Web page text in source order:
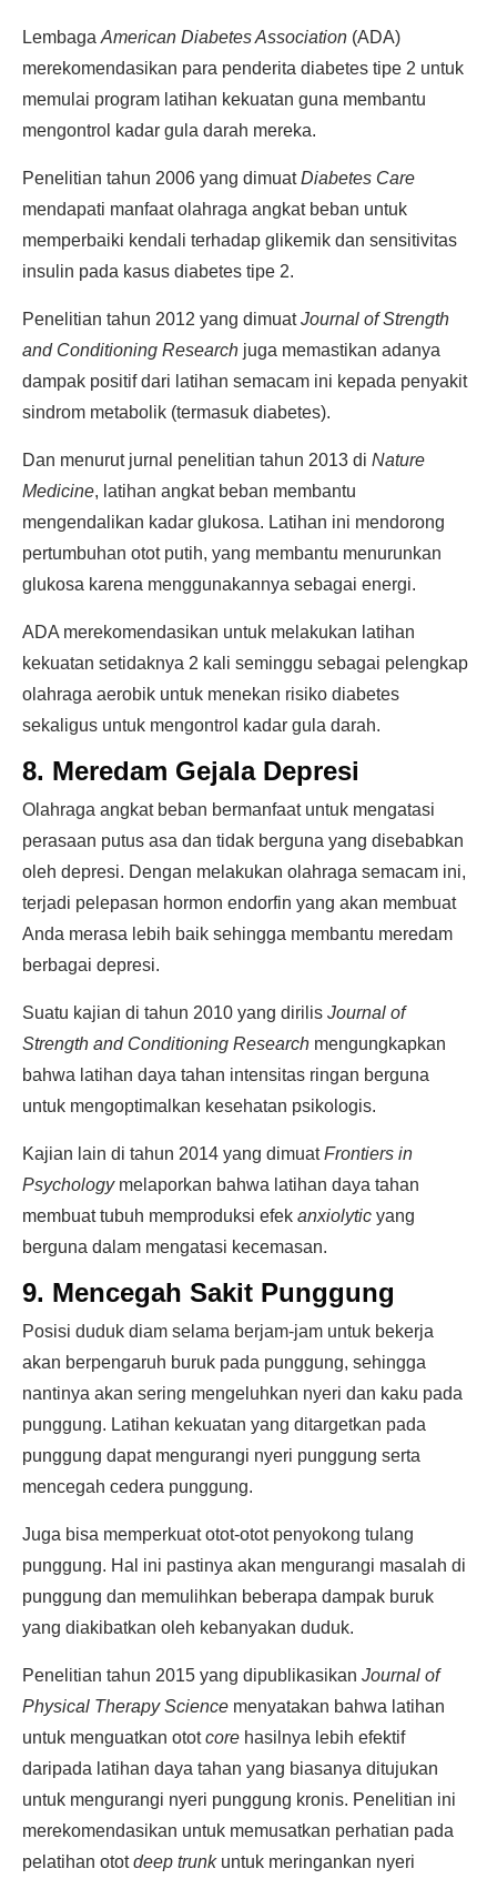
Lembaga American Diabetes Association (ADA)
merekomendasikan para penderita diabetes tipe 2 untuk
memulai program latihan kekuatan guna membantu
mengontrol kadar gula darah mereka.
Penelitian tahun 2006 yang dimuatDiabetes Care
mendapati manfaat olahraga angkat beban untuk
memperbaiki kendali terhadap glikemik dan sensitivitas
insulin pada kasus diabetes tipe 2.
Penelitian tahun 2012 yang dimuatJournal of Strength
and Conditioning Research juga memastikan adanya
dampak positif dari latihan semacam ini kepada penyakit
sindrom metabolik (termasuk diabetes).
Dan menurut jurnal penelitian tahun 2013 di Nature
Medicine, latihan angkat beban membantu
mengendalikan kadar glukosa. Latihan ini mendorong
pertumbuhan otot putih, yang membantu menurunkan
glukosa karena menggunakannya sebagai energi.
ADA merekomendasikan untuk melakukan latihan
kekuatan setidaknya 2 kali seminggu sebagai pelengkap
olahraga aerobik untuk menekan risiko diabetes
sekaligus untuk mengontrol kadar gula darah.
8. Meredam Gejala Depresi
Olahraga angkat beban bermanfaat untuk mengatasi
perasaan putus asa dan tidak berguna yang disebabkan
oleh depresi. Dengan melakukan olahraga semacam ini,
terjadi pelepasan hormon endorfin yang akan membuat
Anda merasa lebih baik sehingga membantu meredam
berbagai depresi.
Suatu kajian di tahun 2010 yang dirilis Journal of
Strength and Conditioning Research mengungkapkan
bahwa latihan daya tahan intensitas ringan berguna
untuk mengoptimalkan kesehatan psikologis.
Kajian lain di tahun 2014 yang dimuatFrontiers in
Psychologymelaporkan bahwa latihan daya tahan
membuat tubuh memproduksi efek anxiolytic yang
berguna dalam mengatasi kecemasan.
9. Mencegah Sakit Punggung
Posisi duduk diam selama berjam-jam untuk bekerja
akan berpengaruh buruk pada punggung, sehingga
nantinya akan sering mengeluhkan nyeri dan kaku pada
punggung. Latihan kekuatan yang ditargetkan pada
punggung dapat mengurangi nyeri punggung serta
mencegah cedera punggung.
Juga bisa memperkuat otot-otot penyokong tulang
punggung. Hal ini pastinya akan mengurangi masalah di
punggung dan memulihkan beberapa dampak buruk
yang diakibatkan oleh kebanyakan duduk.
Penelitian tahun 2015 yang dipublikasikan Journal of
Physical Therapy Science menyatakan bahwa latihan
untuk menguatkan ototcore hasilnya lebih efektif
daripada latihan daya tahan yang biasanya ditujukan
untuk mengurangi nyeri punggung kronis. Penelitian ini
merekomendasikan untuk memusatkan perhatian pada
pelatihan ototdeep trunkuntuk meringankan nyeri